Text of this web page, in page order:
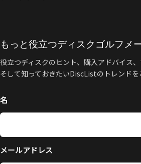
もっと役立つディスクゴルフメ
役立つディスクのヒント、購入アドバイス、
そして知っておきたいDiscListのトレンドを
名
メールアドレス